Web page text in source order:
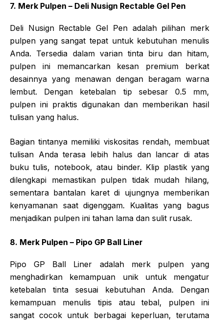
7. Merk Pulpen – Deli Nusign Rectable Gel Pen
Deli Nusign Rectable Gel Pen adalah pilihan merk
pulpen yang sangat tepat untuk kebutuhan menulis
Anda. Tersedia dalam varian tinta biru dan hitam,
pulpen ini memancarkan kesan premium berkat
desainnya yang menawan dengan beragam warna
lembut. Dengan ketebalan tip sebesar 0.5 mm,
pulpen ini praktis digunakan dan memberikan hasil
tulisan yang halus.
Bagian tintanya memiliki viskositas rendah, membuat
tulisan Anda terasa lebih halus dan lancar di atas
buku tulis, notebook, atau binder. Klip plastik yang
dilengkapi memastikan pulpen tidak mudah hilang,
sementara bantalan karet di ujungnya memberikan
kenyamanan saat digenggam. Kualitas yang bagus
menjadikan pulpen ini tahan lama dan sulit rusak.
8. Merk Pulpen – Pipo GP Ball Liner
Pipo GP Ball Liner adalah merk pulpen yang
menghadirkan kemampuan unik untuk mengatur
ketebalan tinta sesuai kebutuhan Anda. Dengan
kemampuan menulis tipis atau tebal, pulpen ini
sangat cocok untuk berbagai keperluan, terutama